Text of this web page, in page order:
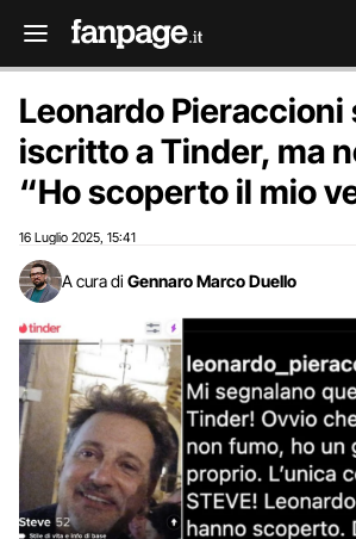
Leonardo Pieraccioni
iscritto a Tinder, ma
“Ho scoperto il mio
16 Luglio 2025 15:41
A cura di Gennaro Marco Duello